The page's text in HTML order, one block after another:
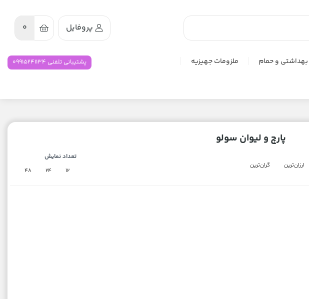
پروفایل 0
و حمام ملزومات جهیزیه پشتیبانی تلفنی 09915241134
پارچ و لیوان سولو
ارزان‌ترین گران‌ترین
تعداد نمایش
12
24
48